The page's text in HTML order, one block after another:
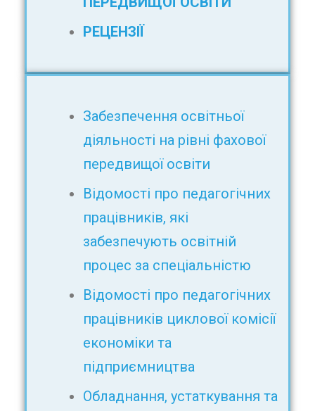
РЕЦЕНЗІЇ
Забезпечення освітньої
діяльності на рівні фахової
передвищої освіти
Відомості про педагогічних
працівників, які
забезпечують освітній
процес за спеціальністю
Відомості про педагогічних
працівників циклової комісії
економіки та
підприємництва
Обладнання, устаткування та